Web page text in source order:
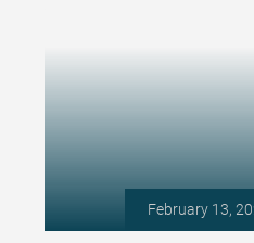
February 13,